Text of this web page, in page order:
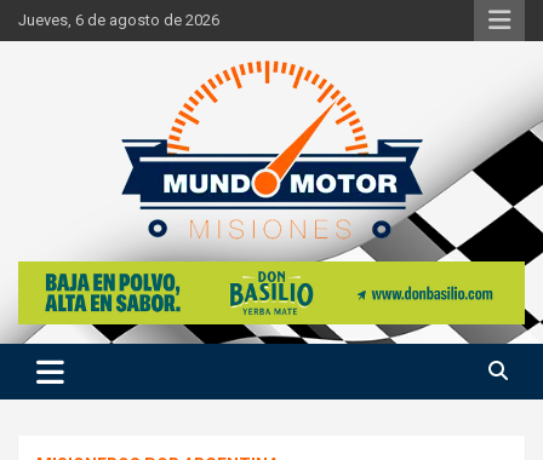
Skip
to
Jueves, 6 de agosto de 2026
Mundo Motor Misiones
Si hay ruido de motores ahí estaremos